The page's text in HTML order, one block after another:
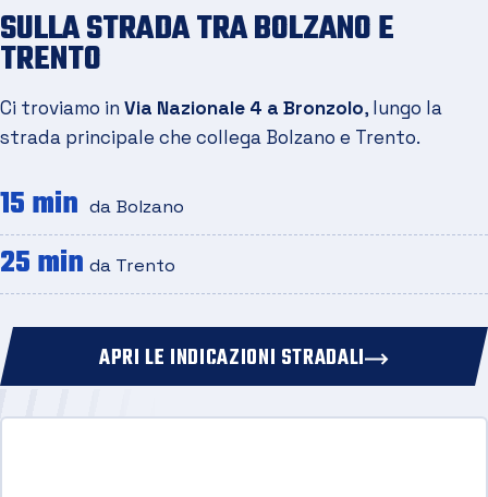
SULLA STRADA TRA BOLZANO E
TRENTO
Ci troviamo in Via Nazionale 4 a Bronzolo, lungo la
strada principale che collega Bolzano e Trento.
15 min da Bolzano
25 min da Trento
APRI LE INDICAZIONI STRADALI